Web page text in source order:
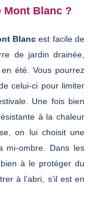
Mont Blanc ?
Blanc est facile de
de jardin drainée,
été. Vous pourrez
celui-ci pour limiter
Une fois bien
à la chaleur
on lui choisit une
mi-ombre. Dans les
à le protéger du
à l’abri, s’il est en